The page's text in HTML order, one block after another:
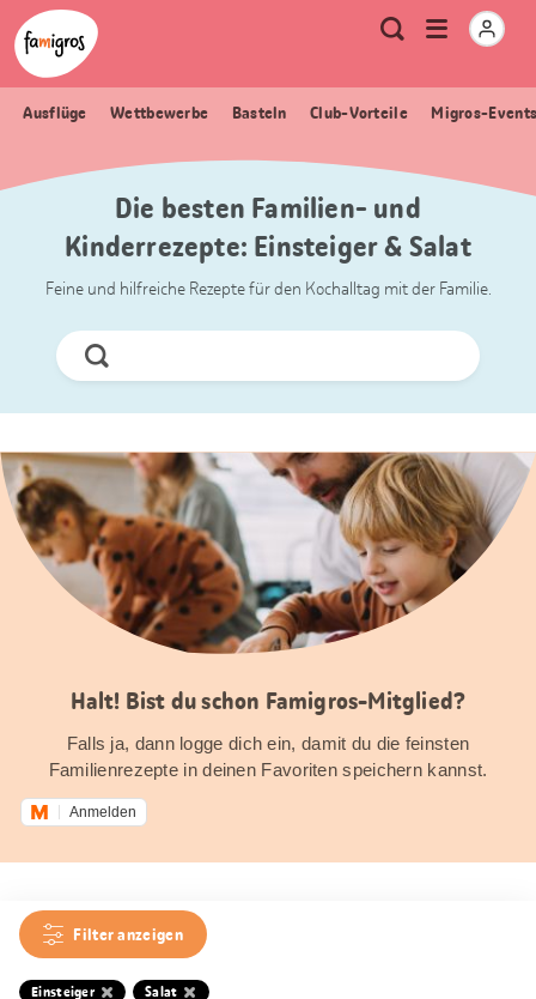
Sprungmarken
Navigation
Header
Logo
Meta
Navigation
Suche
Menu
öffnen
Ausflüge Wettbewerbe Basteln Club-Vorteile Migros-
Die besten Familien- und
Kinderrezepte: Einsteiger & Salat
Feine und hilfreiche Rezepte für den Kochalltag mit der Familie.
Jetzt
Suchen
Halt! Bist du schon Famigros-Mitglied?
Falls ja, dann logge dich ein, damit du die feinsten
Familienrezepte in deinen Favoriten speichern kannst.
Anmelden
Filter anzeigen
Einsteiger Salat